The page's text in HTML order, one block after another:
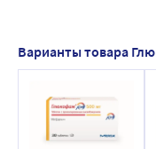
сульфонилмочевины,
управлять
Варианты товара